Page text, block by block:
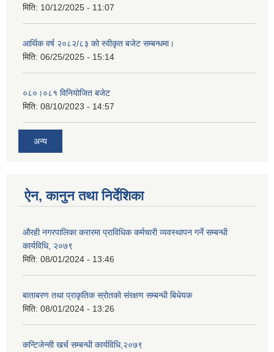
मिति: 10/12/2025 - 11:07
आर्थिक वर्ष २०८२/८३ को स्वीकृत बजेट सम्बन्धमा।
मिति: 06/25/2025 - 15:14
०८०।०८१ विनियोजित बजेट
मिति: 08/10/2023 - 14:57
अन्य
ऐन, कानुन तथा निर्देशिका
औरही नगरपालिका करारमा प्राविधिक कर्मचारी व्यवस्थापन गर्ने सम्बन्धी
कार्यविधि, २०७९
मिति: 08/01/2024 - 13:46
बाताबरण तथा प्राकृतिक स्रोतको संरक्षण सम्बन्धी बिधेयक
मिति: 08/01/2024 - 13:26
कन्टिजेन्सी खर्च सम्बन्धी कार्यविधि,२०७९